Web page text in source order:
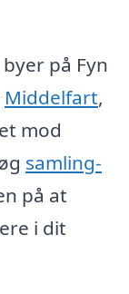
på Fyn
Middelfart,
mod
samling-
på at
i dit